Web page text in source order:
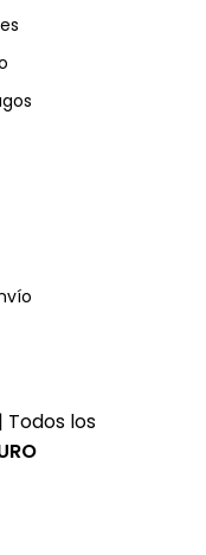
los